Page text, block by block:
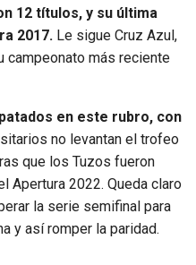
12 títulos, y su última
2017. Le sigue Cruz Azul,
campeonato más reciente
en este rubro, con
no levantan el trofeo
que los Tuzos fueron
Apertura 2022. Queda claro
la serie semifinal para
y así romper la paridad.